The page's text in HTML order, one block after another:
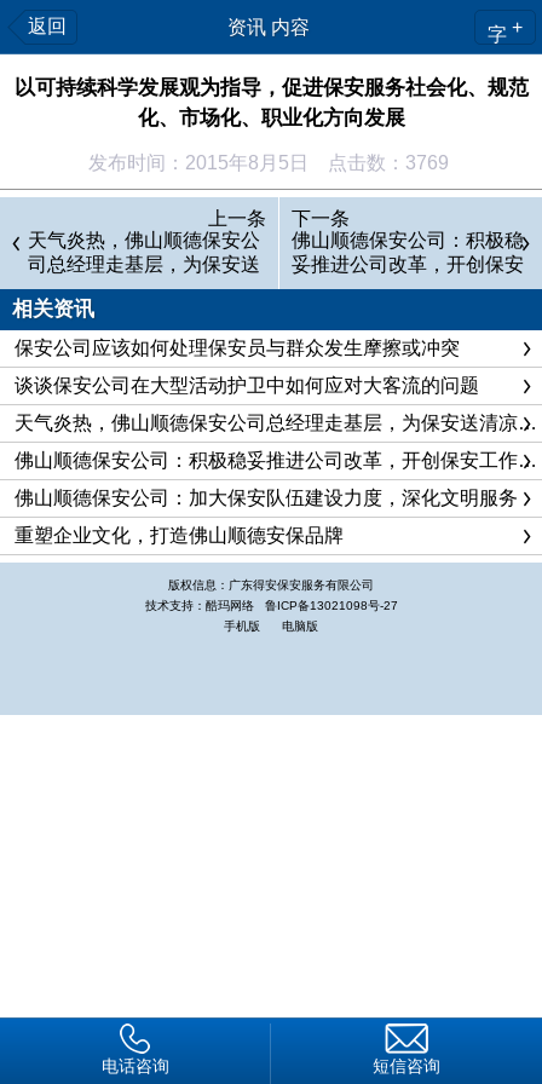
返回 资讯 内容 字 +
以可持续科学发展观为指导，促进保安服务社会化、规范
化、市场化、职业化方向发展
发布时间：2015年8月5日 点击数：3769
佛山顺德保安公司成立于1998年12月，是经佛山市公安厅
批准成立的一家保安服务企业。经过多年发展，公司目前已成为
注册资本1000万元，固定资产4360万元，拥有员工1630名，自
有培训和办公场所7000多平方米，集保安人防、物防、犬防、
技防、武装守押、保安器材销售、防伪印章生产、保安职业培训
为一体的综合型保安服务企业。
据不完全统计，2005年至2011年，公司保安员共抓获犯罪
嫌疑人436名，制止群体性事件21起，扑灭火灾隐患30余起，挽
回经济损失千万余元，见义勇为36起，6名保安员荣获“见义勇为
先进个人”的光荣称号，拾金不昧200起，上交财物折合人民币
100余万元，返还失主手机300余部，好人好事数不胜数，公司
先后荣获“佛山市先进保安公司”、“重合同、守信用单位”、银行
信用“AA”级企业等光荣称号，并连续三年被佛山市公安厅评定为
全国首届保安员职业技能竞赛中获得了“个人优秀奖”，此后，白
监督权（监事会）和经营权（CEO团队）四权分离，从而形成
了一个与市场接轨，符合现代企业管理要求的高效、严谨的组织
上一条
天气炎热，佛山顺德保安公
司总经理走基层，为保安送
清凉饮料
下一条
佛山顺德保安公司：积极稳
妥推进公司改革，开创保安
工作的新局面
相关资讯
保安公司应该如何处理保安员与群众发生摩擦或冲突
谈谈保安公司在大型活动护卫中如何应对大客流的问题
天气炎热，佛山顺德保安公司总经理走基层，为保安送清凉饮料
佛山顺德保安公司：积极稳妥推进公司改革，开创保安工作的新局面
佛山顺德保安公司：加大保安队伍建设力度，深化文明服务
重塑企业文化，打造佛山顺德安保品牌
版权信息：广东得安保安服务有限公司
技术支持：酷玛网络 鲁ICP备13021098号-27
手机版
电脑版
电话咨询 短信咨询